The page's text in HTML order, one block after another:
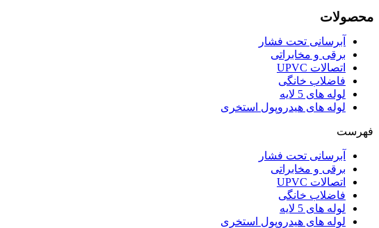
محصولات
آبرسانی تحت فشار
برقی و مخابراتی
اتصالات UPVC
فاضلاب خانگی
لوله های 5 لایه
لوله های هیدروپول استخری
فهرست
آبرسانی تحت فشار
برقی و مخابراتی
اتصالات UPVC
فاضلاب خانگی
لوله های 5 لایه
لوله های هیدروپول استخری